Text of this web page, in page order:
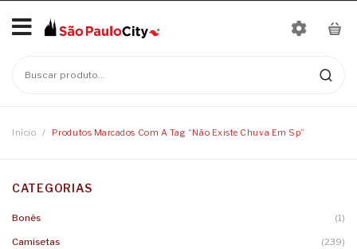
Bonés
Baby Look
Moletons
Início / Produtos Marcados Com A Tag “não Existe Chuva Em Sp”
CATEGORIAS
Bonés (1)
Camisetas (239)